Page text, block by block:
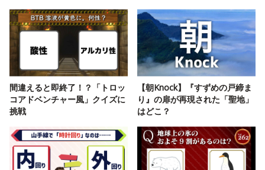
間違えると即終了！？「トロッ
コアドベンチャー風」クイズに
挑戦
【朝Knock】『すずめの戸締ま
り』の扉が再現された「聖地」
はどこ？